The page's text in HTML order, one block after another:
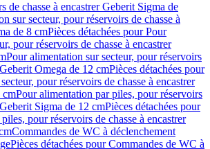
de chasse à encastrer Geberit Sigma de
sur secteur, pour réservoirs de chasse à
de 8 cmPièces détachées pour Pour
pour réservoirs de chasse à encastrer
Pour alimentation sur secteur, pour réservoirs
Omega de 12 cmPièces détachées pour
pour réservoirs de chasse à encastrer
cmPour alimentation par piles, pour réservoirs
Sigma de 12 cmPièces détachées pour
pour réservoirs de chasse à encastrer
Commandes de WC à déclenchement
Pièces détachées pour Commandes de WC à